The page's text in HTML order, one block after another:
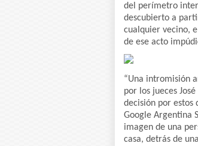
del perímetro
descubierto a
cualquier vecino,
de ese acto
“Una intromisión
por los jueces
decisión por estos
Google Argentina
imagen de una
casa, detrás de